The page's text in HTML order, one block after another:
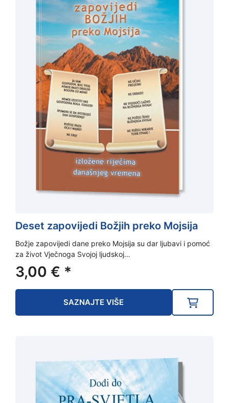
Deset zapovijedi Božjih preko Mojsija
Božje zapovijedi dane preko Mojsija su dar ljubavi i pomoć
za život Vječnoga Svojoj ljudskoj…
3,00 € *
SAZNAJTE VIŠE